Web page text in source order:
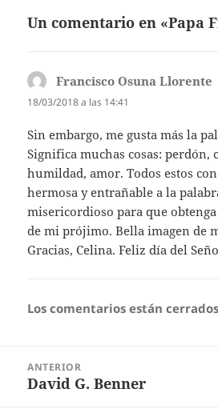
Un comentario en «Papa
Francisco Osuna Llorente
18/03/2018 a las 14:41
Sin embargo, me gusta más la
Significa muchas cosas: perdón,
humildad, amor. Todos estos
hermosa y entrañable a la
misericordioso para que
de mi prójimo. Bella imagen de
Gracias, Celina. Feliz día del
Los comentarios están
entradas
ANTERIOR
Entrada
David G. Benner